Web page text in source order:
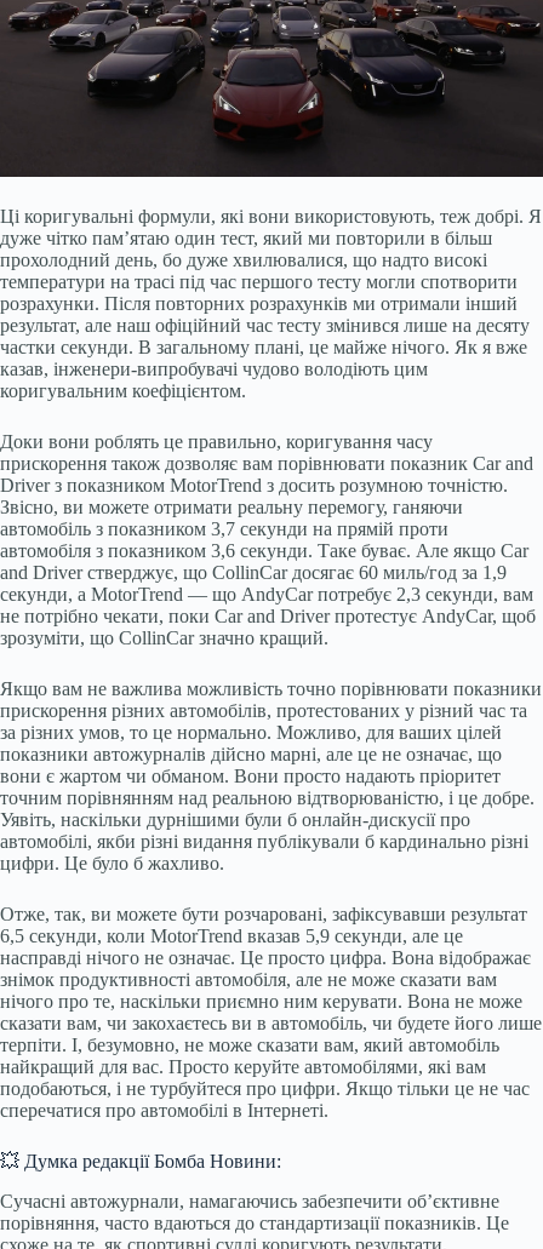
Ці коригувальні формули, які вони використовують, теж добрі. Я
дуже чітко пам’ятаю один тест, який ми повторили в більш
прохолодний день, бо дуже хвилювалися, що надто високі
температури на трасі під час першого тесту могли спотворити
розрахунки. Після повторних розрахунків ми отримали інший
результат, але наш офіційний час тесту змінився лише на десяту
частки секунди. В загальному плані, це майже нічого. Як я вже
казав, інженери-випробувачі чудово володіють цим
коригувальним коефіцієнтом.
Доки вони роблять це правильно, коригування часу
прискорення також дозволяє вам порівнювати показник Car and
Driver з показником MotorTrend з досить розумною точністю.
Звісно, ви можете отримати реальну перемогу, ганяючи
автомобіль з показником 3,7 секунди на прямій проти
автомобіля з показником 3,6 секунди. Таке буває. Але якщо Car
and Driver стверджує, що CollinCar досягає 60 миль/год за 1,9
секунди, а MotorTrend — що AndyCar потребує 2,3 секунди, вам
не потрібно чекати, поки Car and Driver протестує AndyCar, щоб
зрозуміти, що CollinCar значно кращий.
Якщо вам не важлива можливість точно порівнювати показники
прискорення різних автомобілів, протестованих у різний час та
за різних умов, то це нормально. Можливо, для ваших цілей
показники автожурналів дійсно марні, але це не означає, що
вони є жартом чи обманом. Вони просто надають пріоритет
точним порівнянням над реальною відтворюваністю, і це добре.
Уявіть, наскільки дурнішими були б онлайн-дискусії про
автомобілі, якби різні видання публікували б кардинально різні
цифри. Це було б жахливо.
Отже, так, ви можете бути розчаровані, зафіксувавши результат
6,5 секунди, коли MotorTrend вказав 5,9 секунди, але це
насправді нічого не означає. Це просто цифра. Вона відображає
знімок продуктивності автомобіля, але не може сказати вам
нічого про те, наскільки приємно ним керувати. Вона не може
сказати вам, чи закохаєтесь ви в автомобіль, чи будете його лише
терпіти. І, безумовно, не може сказати вам, який автомобіль
найкращий для вас. Просто керуйте автомобілями, які вам
подобаються, і не турбуйтеся про цифри. Якщо тільки це не час
сперечатися про автомобілі в Інтернеті.
💥 Думка редакції Бомба Новини:
Сучасні автожурнали, намагаючись забезпечити об’єктивне
порівняння, часто вдаються до стандартизації показників. Це
схоже на те, як спортивні судді коригують результати,